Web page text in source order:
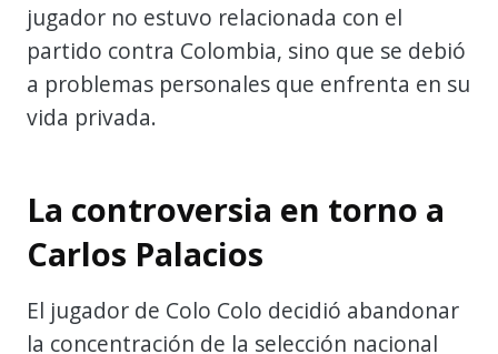
jugador no estuvo relacionada con el
partido contra Colombia, sino que se debió
a problemas personales que enfrenta en su
vida privada.
La controversia en torno a
Carlos Palacios
El jugador de Colo Colo decidió abandonar
la concentración de la selección nacional